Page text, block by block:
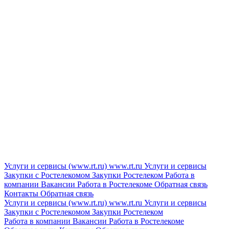
Услуги и сервисы (www.rt.ru) www.rt.ru Услуги и сервисы
Закупки с Ростелекомом Закупки Ростелеком Работа в
компании Вакансии Работа в Ростелекоме Обратная связь
Контакты Обратная связь
Услуги и сервисы (www.rt.ru) www.rt.ru Услуги и сервисы
Закупки с Ростелекомом Закупки Ростелеком
Работа в компании Вакансии Работа в Ростелекоме